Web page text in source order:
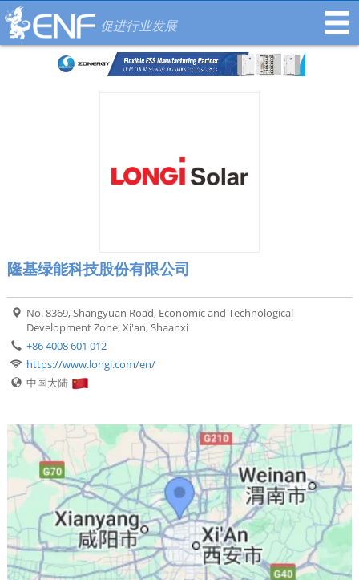
促进行业发展
隆基绿能科技股份有限公司
No. 8369, Shangyuan Road, Economic and Technological
Development Zone, Xi'an, Shaanxi
+86 4008 601 012
https://www.longi.com/en/
中国大陆